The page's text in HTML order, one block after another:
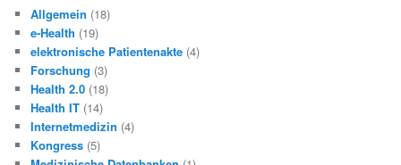
Allgemein (18)
e-Health (19)
elektronische Patientenakte (4)
Forschung (3)
Health 2.0 (18)
Health IT (14)
Internetmedizin (4)
Kongress (5)